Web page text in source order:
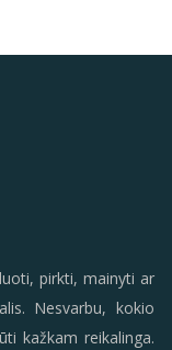
pirkti, mainyti ar
Nesvarbu, kokio
kažkam reikalinga.